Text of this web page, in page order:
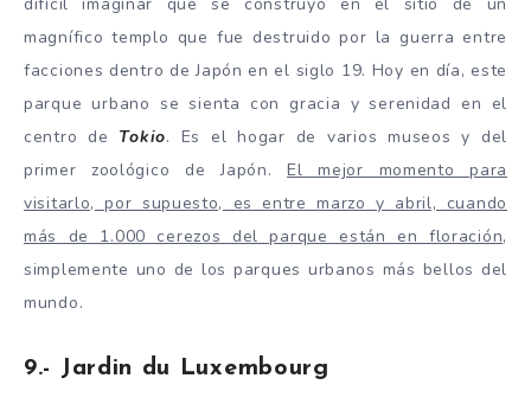
magnífico templo que fue destruido por la guerra entre
facciones dentro de Japón en el siglo 19. Hoy en día, este
parque urbano se sienta con gracia y serenidad en el
centro de Tokio. Es el hogar de varios museos y del
primer zoológico de Japón.El mejor momento para
visitarlo, por supuesto, es entre marzo y abril, cuando
más de 1.000 cerezos del parque están en floración,
simplemente uno de los parques urbanos más bellos del
mundo.
9.- Jardin du Luxembourg